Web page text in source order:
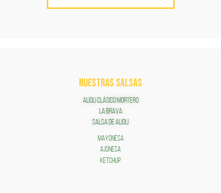
NUESTRAS SALSAS
ALIOLI CLÁSICO MORTERO
LA BRAVA
SALSA DE ALIOLI
MAYONESA
AJONESA
KETCHUP